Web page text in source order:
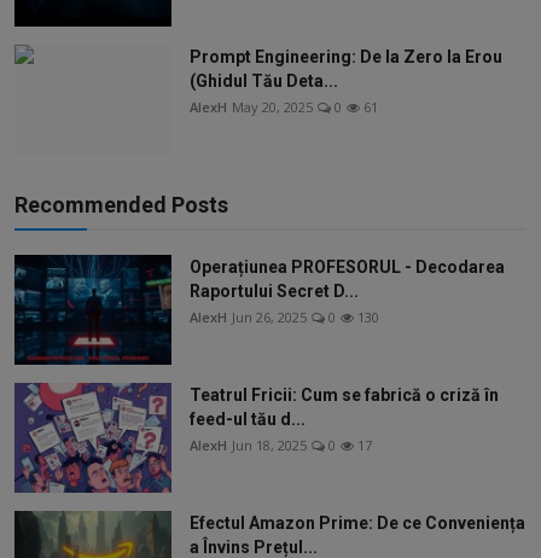
Prompt Engineering: De la Zero la Erou
(Ghidul Tău Deta...
AlexH May 20, 2025 0 61
Recommended Posts
Operațiunea PROFESORUL - Decodarea
Raportului Secret D...
AlexH Jun 26, 2025 0 130
Teatrul Fricii: Cum se fabrică o criză în
feed-ul tău d...
AlexH Jun 18, 2025 0 17
Efectul Amazon Prime: De ce Conveniența
a Învins Prețul...